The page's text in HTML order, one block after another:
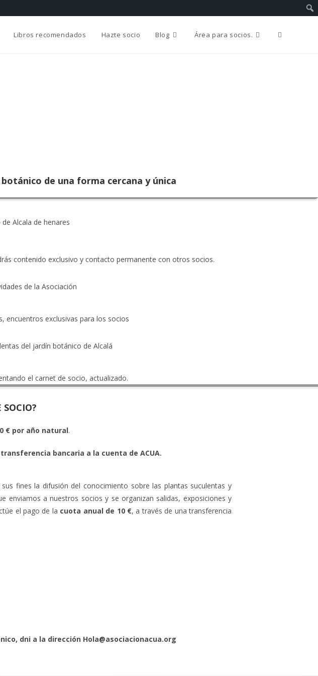
Libros recomendados Hazte socio Blog Área para socios. Alternar
de una forma cercana y única
Alcala de henares
contenido exclusivo y contacto permanente con otros socios.
de la Asociación
encuentros exclusivas para los socios
del jardín botánico de Alcalá
el carnet de socio, actualizado.
SOCIO?
€ por año natural.
bancaria a la cuenta de ACUA.
fines la difusión del conocimiento sobre las plantas suculentas y
a nuestros socios y se organizan salidas, exposiciones y
el pago de la cuota anual de 10 €, a través de una transferencia
dni a la dirección Hola@asociacionacua.org